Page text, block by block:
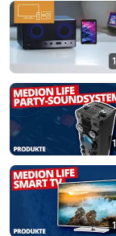
MEDION Shop: http://bit.ly/2gHTiNS Wir
Technologien für alle
überflüssige und teure
Erfahrung. Du willst